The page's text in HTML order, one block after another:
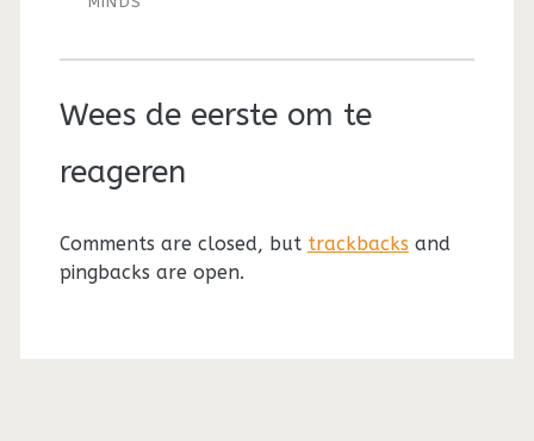
Wees de eerste om te
reageren
Comments are closed, but trackbacks and
pingbacks are open.